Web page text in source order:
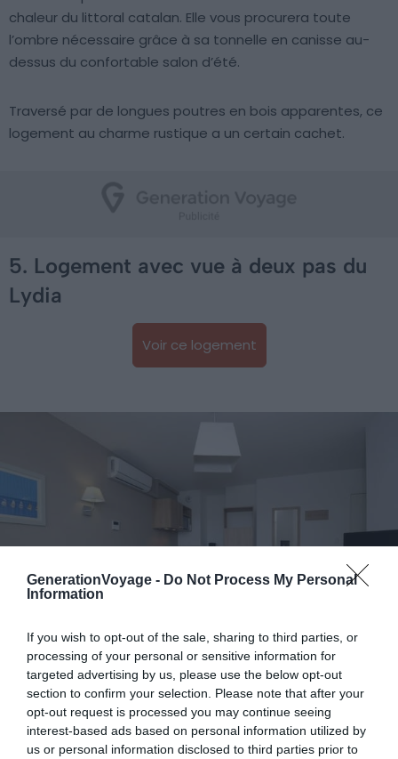
GenerationVoyage - Do Not Process My Personal
Information
If you wish to opt-out of the sale, sharing to third parties, or
processing of your personal or sensitive information for
targeted advertising by us, please use the below opt-out
section to confirm your selection. Please note that after your
opt-out request is processed you may continue seeing
interest-based ads based on personal information utilized by
us or personal information disclosed to third parties prior to
chaleur du littoral catalan. Elle vous procurera toute
l’ombre nécessaire grâce à sa tonnelle en canisse au-
dessus du confortable salon d’été.
Traversé par de longues poutres en bois apparentes, ce
logement au charme rustique a un certain cachet.
5. Logement avec vue à deux pas du
Lydia
Voir ce logement
Crédit photo :
Budget :€€€€